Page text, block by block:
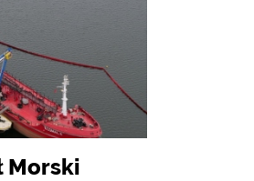
Morski